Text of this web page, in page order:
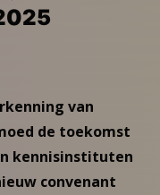
van
de toekomst
kennisinstituten
convenant